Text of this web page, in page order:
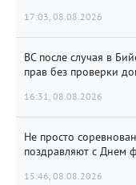
17:03, 08.08.2026
ВС после случая в
прав без проверки
16:31, 08.08.2026
Не просто
поздравляют с Днем
15:46, 08.08.2026